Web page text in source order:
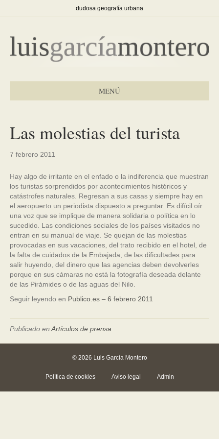
dudosa geografía urbana
MENÚ
Las molestias del turista
7 febrero 2011
Hay algo de irritante en el enfado o la indiferencia que muestran
los turistas sorprendidos por acontecimientos históricos y
catástrofes naturales. Regresan a sus casas y siempre hay en
el aeropuerto un periodista dispuesto a preguntar. Es difícil oír
una voz que se implique de manera solidaria o política en lo
sucedido. Las condiciones sociales de los países visitados no
entran en su manual de viaje. Se quejan de las molestias
provocadas en sus vacaciones, del trato recibido en el hotel, de
la falta de cuidados de la Embajada, de las dificultades para
salir huyendo, del dinero que las agencias deben devolverles
porque en sus cámaras no está la fotografía deseada delante
de las Pirámides o de las aguas del Nilo.
Seguir leyendo en Publico.es – 6 febrero 2011
Publicado en Artículos de prensa
© 2026 Luis García Montero
Política de cookies Aviso legal Admin